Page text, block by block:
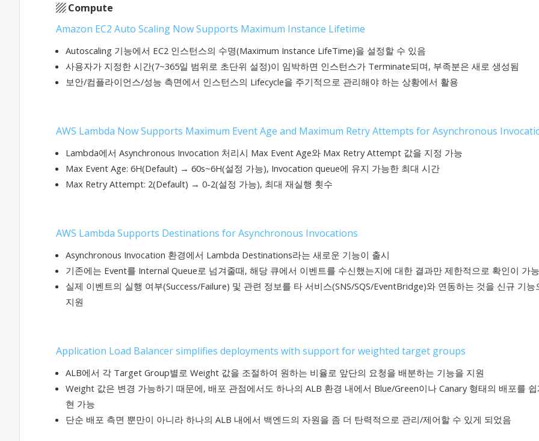
▨ Compute
Amazon EC2 Auto Scaling Now Supports Maximum Instance Lifetime
Autoscaling 기능에서 EC2 인스턴스의 수명(Maximum Instance LifeTime)을 설정할 수 있음
사용자가 지정한 시간(7~365일 범위로 초단위 설정)이 임박하면 인스턴스가 Terminate되며, 부족분은 새로 생성됨
보안/컴플라이언스/성능 측면에서 인스턴스의 Lifecycle을 주기적으로 관리해야 하는 상황에서 활용​
AWS Lambda Now Supports Maximum Event Age and Maximum Retry Attempts for Asynchronous
Lambda에서 Asynchronous Invocation 처리시 Max Event Age와 Max Retry Attempt 값을 지정 가능
Max Event Age: 6H(Default) → 60s~6H(설정 가능), Invocation queue에 유지 가능한 최대 시간
Max Retry Attempt: 2(Default) → 0-2(설정 가능), 최대 재실행 횟수
AWS Lambda Supports Destinations for Asynchronous Invocations
Asynchronous Invocation 환경에서 Lambda Destinations라는 새로운 기능이 출시
기존에는 Event를 Internal Queue로 넘겨줄때, 해당 큐에서 이벤트를 수신했는지에 대한 결과만 제한적으로 확인이 가
실제 이벤트의 실행 여부(Success/Failure) 및 관련 정보를 타 서비스(SNS/SQS/EventBridge)와 연동하는 것을 신규 기능
지원​
Application Load Balancer simplifies deployments with support for weighted target groups
ALB에서 각 Target Group별로 Weight 값을 조절하여 원하는 비율로 앞단의 요청을 배분하는 기능을 지원
Weight 값은 변경 가능하기 때문에, 배포 관점에서도 하나의 ALB 환경 내에서 Blue/Green이나 Canary 형태의 배포를
현 가능
단순 배포 측면 뿐만이 아니라 하나의 ALB 내에서 백엔드의 자원을 좀 더 탄력적으로 관리/제어할 수 있게 되었음